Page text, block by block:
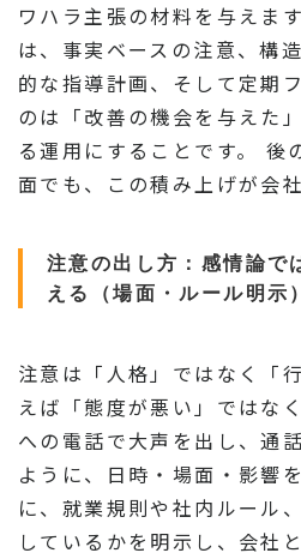
ワハラ主張の材料を与えま
は、事実ベースの注意、構
的な指導計画、そして定期
のは「改善の機会を与えた
る運用にすることです。 後
面でも、この積み上げが会
注意の出し方：感情論で
える（場面・ルール明示）
注意は「人格」ではなく「
えば「態度が悪い」では
への電話で大声を出し、通
ように、日時・場面・影響
に、就業規則や社内ルール
しているかを明示し、会社